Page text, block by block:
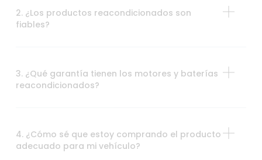
2. ¿Los productos reacondicionados son
fiables?
3. ¿Qué garantía tienen los motores y baterías
reacondicionados?
4. ¿Cómo sé que estoy comprando el producto
adecuado para mi vehículo?